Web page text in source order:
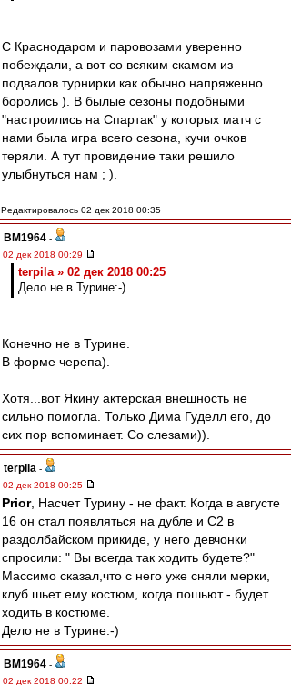
С Краснодаром и паровозами уверенно
побеждали, а вот со всяким скамом из
подвалов турнирки как обычно напряженно
боролись ). В былые сезоны подобными
"настроились на Спартак" у которых матч с
нами была игра всего сезона, кучи очков
теряли. А тут провидение таки решило
улыбнуться нам ; ).
Редактировалось 02 дек 2018 00:35
BM1964 -
02 дек 2018 00:29
terpila » 02 дек 2018 00:25
Дело не в Турине:-)
Конечно не в Турине.
В форме черепа).
Хотя...вот Якину актерская внешность не
сильно помогла. Только Дима Гуделл его, до
сих пор вспоминает. Со слезами)).
terpila -
02 дек 2018 00:25
Prior, Насчет Турину - не факт. Когда в августе
16 он стал появляться на дубле и С2 в
раздолбайском прикиде, у него девчонки
спросили: " Вы всегда так ходить будете?"
Массимо сказал,что с него уже сняли мерки,
клуб шьет ему костюм, когда пошьют - будет
ходить в костюме.
Дело не в Турине:-)
BM1964 -
02 дек 2018 00:22